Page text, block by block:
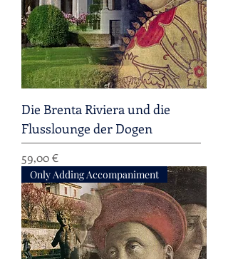
Die Brenta Riviera und die
Flusslounge der Dogen
Preis
59,00 €
Only Adding Accompaniment